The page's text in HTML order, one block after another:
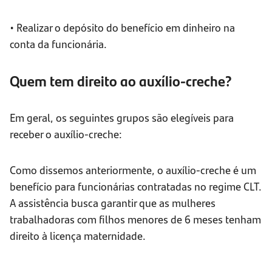
• Realizar o depósito do benefício em dinheiro na
conta da funcionária.
Quem tem direito ao auxílio-creche?
Em geral, os seguintes grupos são elegíveis para
receber o auxílio-creche:
Como dissemos anteriormente, o auxílio-creche é um
benefício para funcionárias contratadas no regime CLT.
A assistência busca garantir que as mulheres
trabalhadoras com filhos menores de 6 meses tenham
direito à licença maternidade.